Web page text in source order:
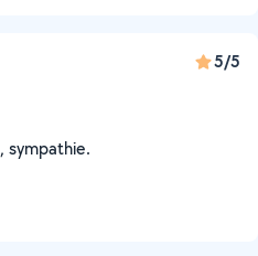
5/5
sympathie.